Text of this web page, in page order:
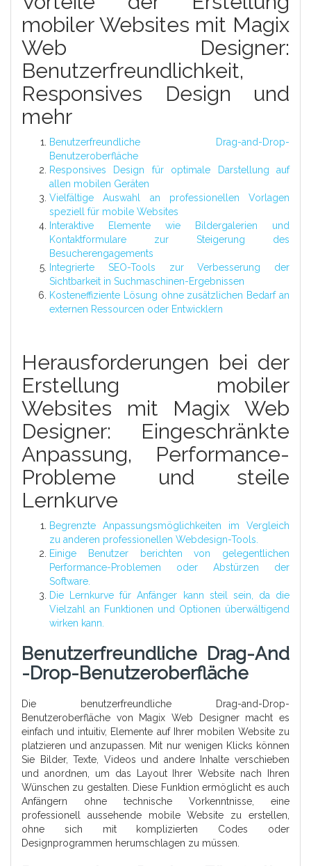
mobiler Websites mit Magix
Web Designer:
Benutzerfreundlichkeit,
Responsives Design und
mehr
Benutzerfreundliche Drag-and-Drop-
Benutzeroberfläche
Responsives Design für optimale Darstellung auf
allen mobilen Geräten
Vielfältige Auswahl an professionellen Vorlagen
speziell für mobile Websites
Interaktive Elemente wie Bildergalerien und
Kontaktformulare zur Steigerung des
Besucherengagements
Integrierte SEO-Tools zur Verbesserung der
Sichtbarkeit in Suchmaschinen-Ergebnissen
Kosteneffiziente Lösung ohne zusätzlichen Bedarf an
externen Ressourcen oder Entwicklern
Herausforderungen bei der
Erstellung mobiler
Websites mit Magix Web
Designer: Eingeschränkte
Anpassung, Performance-
Probleme und steile
Lernkurve
Begrenzte Anpassungsmöglichkeiten im Vergleich
zu anderen professionellen Webdesign-Tools.
Einige Benutzer berichten von gelegentlichen
Performance-Problemen oder Abstürzen der
Software.
Die Lernkurve für Anfänger kann steil sein, da die
Vielzahl an Funktionen und Optionen überwältigend
wirken kann.
Benutzerfreundliche Drag-And
-Drop-Benutzeroberfläche
Die benutzerfreundliche Drag-and-Drop-
Benutzeroberfläche von Magix Web Designer macht es
einfach und intuitiv, Elemente auf Ihrer mobilen Website zu
platzieren und anzupassen. Mit nur wenigen Klicks können
Sie Bilder, Texte, Videos und andere Inhalte verschieben
und anordnen, um das Layout Ihrer Website nach Ihren
Wünschen zu gestalten. Diese Funktion ermöglicht es auch
Anfängern ohne technische Vorkenntnisse, eine
professionell aussehende mobile Website zu erstellen,
ohne sich mit komplizierten Codes oder
Designprogrammen herumschlagen zu müssen.